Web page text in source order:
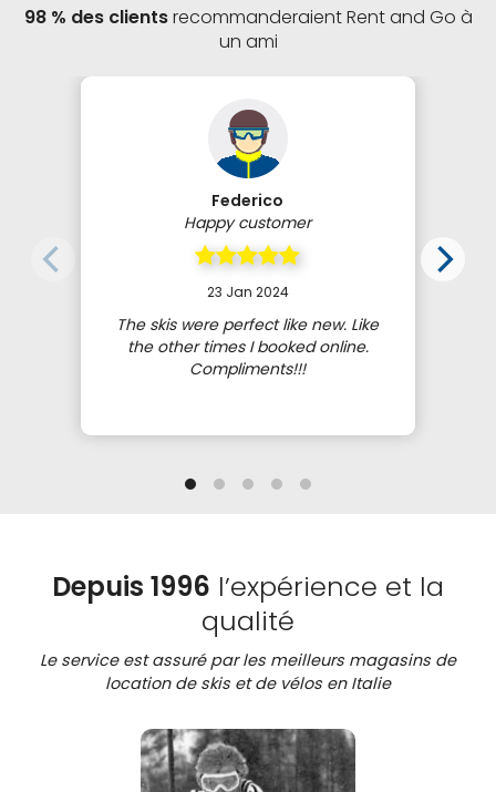
98 % des clientsrecommanderaient Rent and Go à
un ami
Federico
Happy customer
23 Jan 2024
The skis were perfect like new. Like
the other times I booked online.
Compliments!!!
Depuis 1996 l’expérience et la
qualité
Le service est assuré par les meilleurs magasins de
location de skis et de vélos en Italie